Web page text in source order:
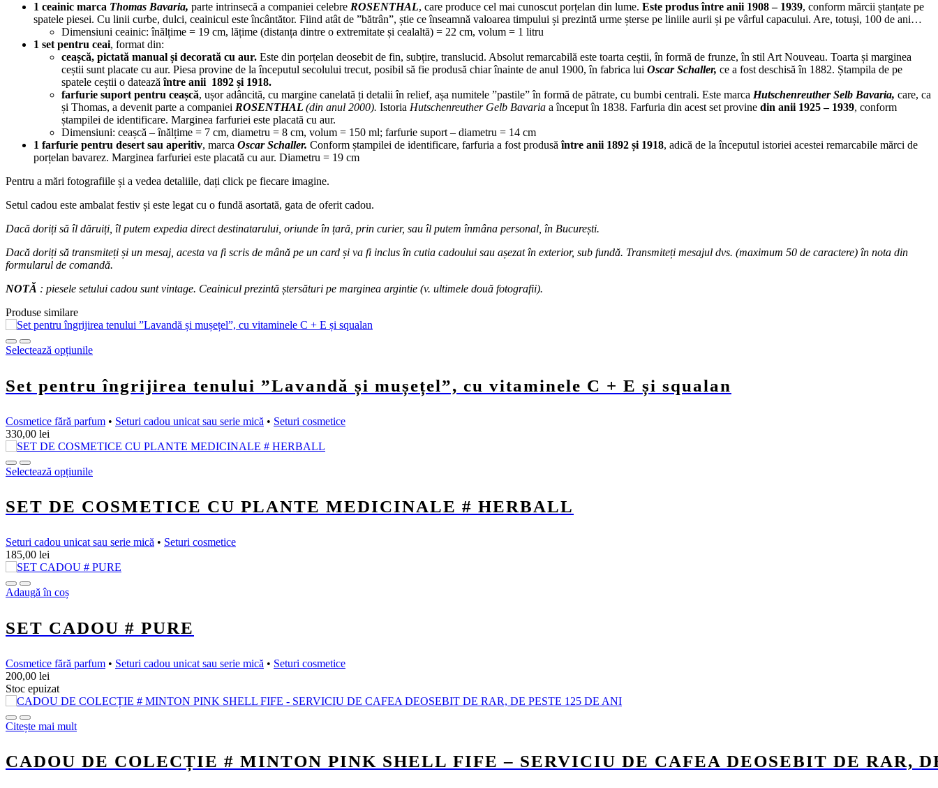
1 ceainic marca Thomas Bavaria, parte intrinsecă a companiei celebre ROSENTHAL, care produce cel mai cunoscut porțelan din lume. Este produs între anii 1908 – 1939, conform mărcii ștanțate pe
spatele piesei. Cu linii curbe, dulci, ceainicul este încântător. Fiind atât de ”bătrân”, știe ce înseamnă valoarea timpului și prezintă urme șterse pe liniile aurii și pe vârful capacului. Are, totuși, 100 de ani…
Dimensiuni ceainic: înălțime = 19 cm, lățime (distanța dintre o extremitate și cealaltă) = 22 cm, volum = 1 litru
1 set pentru ceai, format din:
ceașcă, pictată manual și decorată cu aur. Este din porțelan deosebit de fin, subțire, translucid. Absolut remarcabilă este toarta ceștii, în formă de frunze, în stil Art Nouveau. Toarta și marginea
ceștii sunt placate cu aur. Piesa provine de la începutul secolului trecut, posibil să fie produsă chiar înainte de anul 1900, în fabrica lui Oscar Schaller, ce a fost deschisă în 1882. Ștampila de pe
spatele ceștii o dateazăîntre anii 1892 și 1918.
farfurie suport pentru ceașcă, ușor adâncită, cu margine canelată ți detalii în relief, așa numitele ”pastile” în formă de pătrate, cu bumbi centrali. Este marca Hutschenreuther Selb Bavaria, care, ca
și Thomas, a devenit parte a companiei ROSENTHAL (din anul 2000). Istoria Hutschenreuther Gelb Bavaria a început în 1838. Farfuria din acest set provine din anii 1925 – 1939, conform
ștampilei de identificare. Marginea farfuriei este placată cu aur.
Dimensiuni: ceașcă – înălțime = 7 cm, diametru = 8 cm, volum = 150 ml; farfurie suport – diametru = 14 cm
1 farfurie pentru desert sau aperitiv, marca Oscar Schaller. Conform ștampilei de identificare, farfuria a fost produsăîntre anii 1892 și 1918, adică de la începutul istoriei acestei remarcabile mărci de
porțelan bavarez. Marginea farfuriei este placată cu aur. Diametru = 19 cm
Pentru a mări fotografiile și a vedea detaliile, dați click pe fiecare imagine.
Setul cadou este ambalat festiv și este legat cu o fundă asortată, gata de oferit cadou.
Dacă doriți să îl dăruiți, îl putem expedia direct destinatarului, oriunde în țară, prin curier, sau îl putem înmâna personal, în București.
Dacă doriți să transmiteți și un mesaj, acesta va fi scris de mână pe un card și va fi inclus în cutia cadoului sau așezat în exterior, sub fundă. Transmiteți mesajul dvs. (maximum 50 de caractere) în nota din
formularul de comandă.
NOTĂ : piesele setului cadou sunt vintage. Ceainicul prezintă ștersături pe marginea argintie (v. ultimele două fotografii).
Produse similare
Selectează opțiunile
Set pentru îngrijirea tenului ”Lavandă și mușețel”, cu vitaminele C + E și squalan
Cosmetice fără parfum • Seturi cadou unicat sau serie mică • Seturi cosmetice
330,00 lei
Selectează opțiunile
SET DE COSMETICE CU PLANTE MEDICINALE # HERBALL
Seturi cadou unicat sau serie mică • Seturi cosmetice
185,00 lei
Adaugă în coș
SET CADOU # PURE
Cosmetice fără parfum • Seturi cadou unicat sau serie mică • Seturi cosmetice
200,00 lei
Stoc epuizat
Citește mai mult
CADOU DE COLECȚIE # MINTON PINK SHELL FIFE – SERVICIU DE CAFEA DEOSEBIT DE RAR,